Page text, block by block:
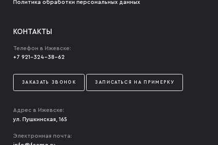
Политика обработки персональных данных
КОНТАКТЫ
Телефон в Ижевске:
+7 921-324-38-62
ЗАКАЗАТЬ ЗВОНОК ЗАПИСАТЬСЯ НА ПРИМЕРКУ
Адрес в Ижевске:
ул. Пушкинская, 165
Электронная почта: